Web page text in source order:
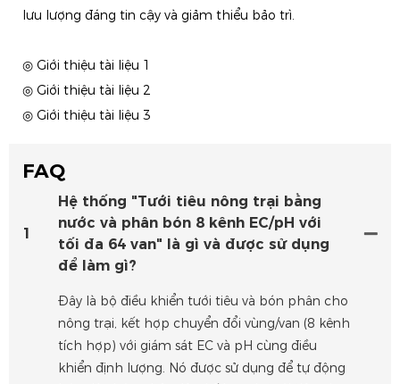
lưu lượng đáng tin cậy và giảm thiểu bảo trì.
◎ Giới thiệu tài liệu 1
◎ Giới thiệu tài liệu 2
◎ Giới thiệu tài liệu 3
FAQ
1
Hệ thống "Tưới tiêu nông trại bằng
nước và phân bón 8 kênh EC/pH với
tối đa 64 van" là gì và được sử dụng
để làm gì?
Đây là bộ điều khiển tưới tiêu và bón phân cho
nông trại, kết hợp chuyển đổi vùng/van (8 kênh
tích hợp) với giám sát EC và pH cùng điều
khiển định lượng. Nó được sử dụng để tự động